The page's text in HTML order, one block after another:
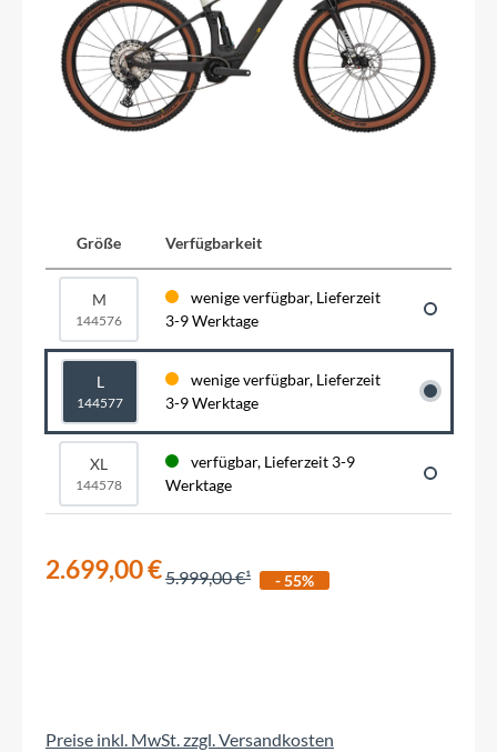
Größe Verfügbarkeit
M
144576
wenige verfügbar, Lieferzeit
3-9 Werktage
L
144577
wenige verfügbar, Lieferzeit
3-9 Werktage
XL
144578
verfügbar, Lieferzeit 3-9
Werktage
2.699,00 €5.999,00 € - 55%
Preise inkl. MwSt. zzgl. Versandkosten